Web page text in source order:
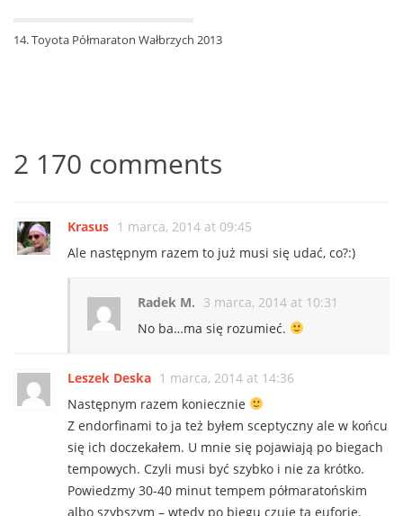
14. Toyota Półmaraton Wałbrzych 2013
2 170 comments
Krasus 1 marca, 2014 at 09:45
Ale następnym razem to już musi się udać, co?:)
Radek M. 3 marca, 2014 at 10:31
No ba…ma się rozumieć.
Leszek Deska 1 marca, 2014 at 14:36
Następnym razem koniecznie
Z endorfinami to ja też byłem sceptyczny ale w końcu
się ich doczekałem. U mnie się pojawiają po biegach
tempowych. Czyli musi być szybko i nie za krótko.
Powiedzmy 30-40 minut tempem półmaratońskim
albo szybszym – wtedy po biegu czuję tą euforię.